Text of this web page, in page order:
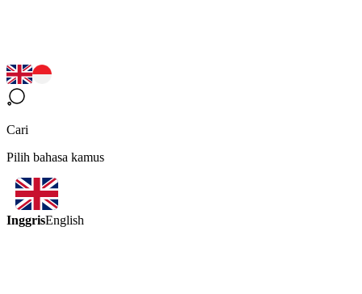
Cari
Pilih bahasa kamus
InggrisEnglish